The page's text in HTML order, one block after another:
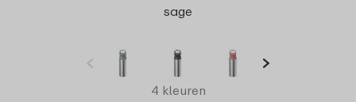
sage
4 kleuren